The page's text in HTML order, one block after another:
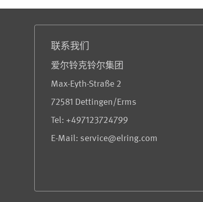
联系我们
爱尔铃克铃尔集团
Max-Eyth-Straße 2
72581 Dettingen/Erms
Tel: +497123724799
E-Mail: service@elring.com